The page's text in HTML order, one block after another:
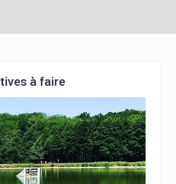
à faire